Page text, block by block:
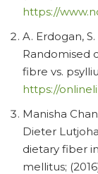
https://
A. Erdogan,
Randomised
fibre vs.
https://
Manisha
Dieter
dietary fiber
mellitus;